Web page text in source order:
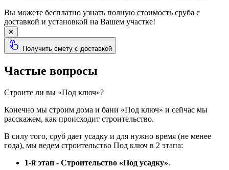
Вы можете бесплатно узнать полную стоимость сруба с
доставкой и установкой на Вашем участке!
✕
Получить смету с доставкой
Частые вопросы
Строите ли вы «Под ключ»?
Конечно мы строим дома и бани «Под ключ» и сейчас мы
расскажем, как происходит строительство.
В силу того, сруб дает усадку и для нужно время (не менее
года), мы ведем строительство Под ключ в 2 этапа:
1-й этап - Строительство «Под усадку».